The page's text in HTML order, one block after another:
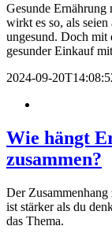
Gesunde Ernährung
wirkt es so, als
ungesund. Doch
gesunder Einkauf
2024-09-
Wie hängt
zusammen?
Der
ist stärker als du
das Thema.